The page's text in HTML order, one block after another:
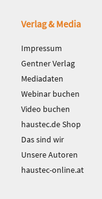
Verlag & Media
Impressum
Gentner Verlag
Mediadaten
Webinar buchen
Video buchen
haustec.de Shop
Das sind wir
Unsere Autoren
haustec-online.at